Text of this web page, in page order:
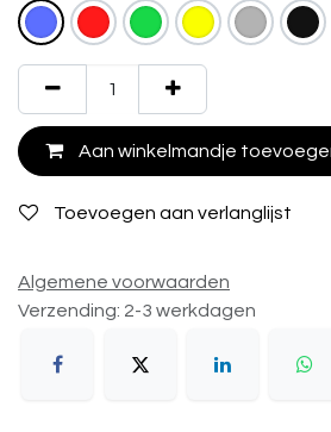
Aan winkelmandje
Toevoegen aan verlanglijst
Algemene voorwaarden
Verzending: 2-3 werkdagen